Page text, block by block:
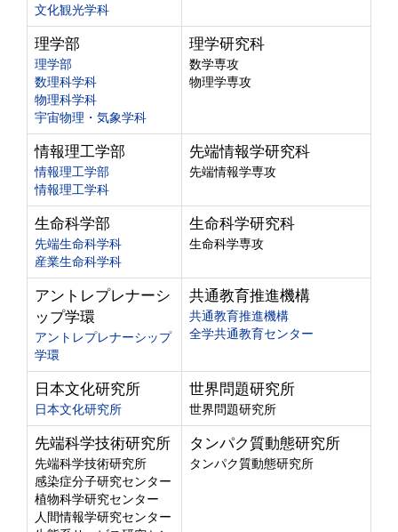
文化観光学科
理学部
理学部
数理科学科
物理科学科
宇宙物理・気象学科
理学研究科
数学専攻
物理学専攻
情報理工学部
情報理工学部
情報理工学科
先端情報学研究科
先端情報学専攻
生命科学部
先端生命科学科
産業生命科学科
生命科学研究科
生命科学専攻
アントレプレナーシ
ップ学環
アントレプレナーシップ
学環
共通教育推進機構
共通教育推進機構
全学共通教育センター
日本文化研究所
日本文化研究所
世界問題研究所
世界問題研究所
先端科学技術研究所
先端科学技術研究所
感染症分子研究センター
植物科学研究センター
人間情報学研究センター
タンパク質動態研究所
タンパク質動態研究所